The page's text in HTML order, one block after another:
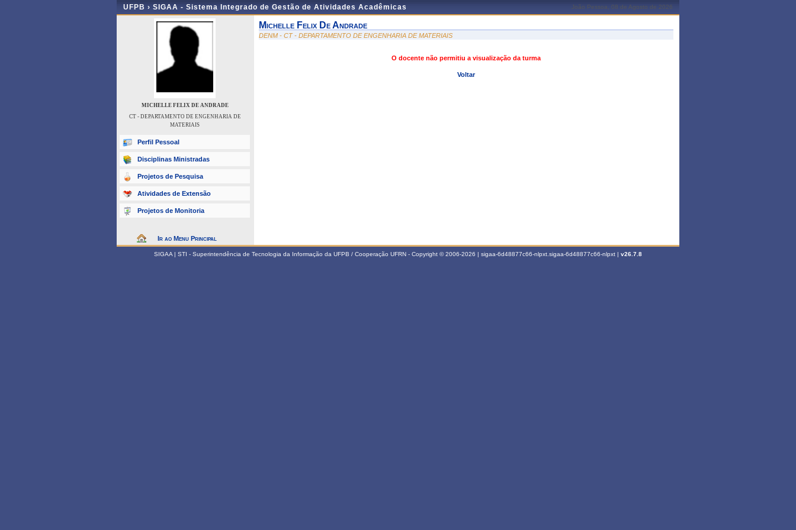
UFPB › SIGAA - Sistema Integrado de Gestão de Atividades Acadêmicas João Pessoa, 08 de Agosto de 2026
MICHELLE FELIX DE ANDRADE
CT - DEPARTAMENTO DE ENGENHARIA DE
MATERIAIS
Perfil Pessoal
Disciplinas Ministradas
Projetos de Pesquisa
Atividades de Extensão
Projetos de Monitoria
Ir ao Menu Principal
Michelle Felix De Andrade
DENM - CT - DEPARTAMENTO DE ENGENHARIA DE MATERIAIS
O docente não permitiu a visualização da turma
Voltar
SIGAA | STI - Superintendência de Tecnologia da Informação da UFPB / Cooperação UFRN - Copyright © 2006-2026 | sigaa-6d48877c66-nlpxt.sigaa-6d48877c66-nlpxt | v26.7.8